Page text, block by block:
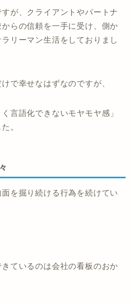
が、クライアントやパートナ
らの信頼を一手に受け、側か
リーマン生活をしておりまし
で幸せなはずなのですが、
言語化できないモヤモヤ感」
。
を掘り続ける行為を続けてい
きているのは会社の看板のおか